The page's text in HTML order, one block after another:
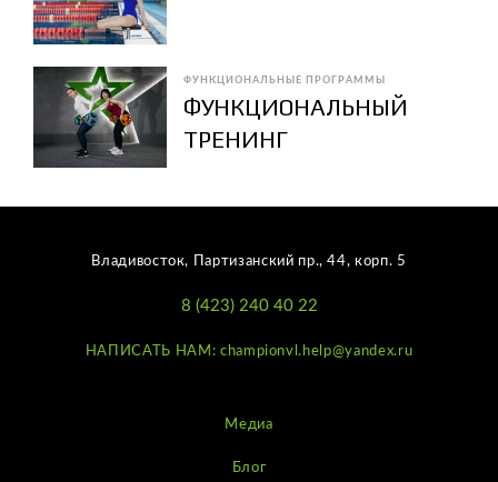
ФУНКЦИОНАЛЬНЫЕ ПРОГРАММЫ
ФУНКЦИОНАЛЬНЫЙ
ТРЕНИНГ
Владивосток, Партизанский пр., 44, корп. 5
8 (423) 240 40 22
НАПИСАТЬ НАМ: championvl.help@yandex.ru
Медиа
Блог